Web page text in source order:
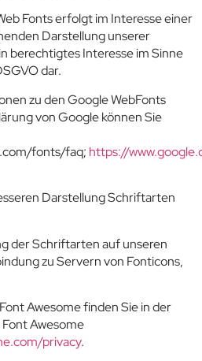
Fonts erfolgt im Interesse einer
Darstellung unserer
berechtigtes Interesse im Sinne
dar.
zu den Google WebFonts
von Google können Sie
fonts/faq; https://
Darstellung Schriftarten
der Schriftarten auf unseren
zu Servern von Fonticons,
Awesome finden Sie in der
Awesome
privacy.